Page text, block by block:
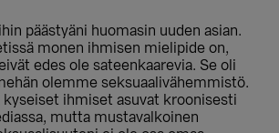
päästyäni huomasin uuden asian.
monen ihmisen mielipide on,
edes ole sateenkaarevia. Se oli
olemme seksuaalivähemmistö.
kyseiset ihmiset asuvat kroonisesti
mutta mustavalkoinen